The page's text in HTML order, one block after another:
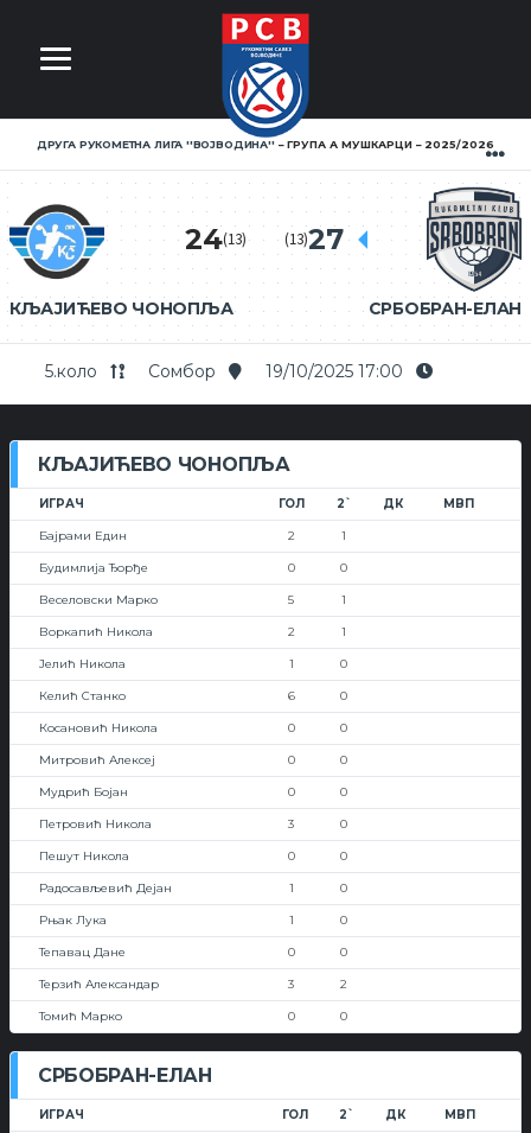
ДРУГА РУКОМЕТНА ЛИГА ''ВОЈВОДИНА'' ГРУПА А МУШКАРЦИ 2025/2026
КЉАЈИЋЕВО ЧОНОПЉА
24(13)
СРБОБРАН-ЕЛАН
(13)27
5.коло Сомбор 19/10/2025 17:00
КЉАЈИЋЕВО ЧОНОПЉА
ИГРАЧ ГОЛ 2` ДК МВП
Бајрами Един 2 1
Будимлија Ђорђе 0 0
Веселовски Марко 5 1
Воркапић Никола 2 1
Јелић Никола 1 0
Келић Станко 6 0
Косановић Никола 0 0
Митровић Алексеј 0 0
Мудрић Бојан 0 0
Петровић Никола 3 0
Пешут Никола 0 0
Радосављевић Дејан 1 0
Рњак Лука 1 0
Тепавац Дане 0 0
Терзић Александар 3 2
Томић Марко 0 0
СРБОБРАН-ЕЛАН
ИГРАЧ ГОЛ 2` ДК МВП